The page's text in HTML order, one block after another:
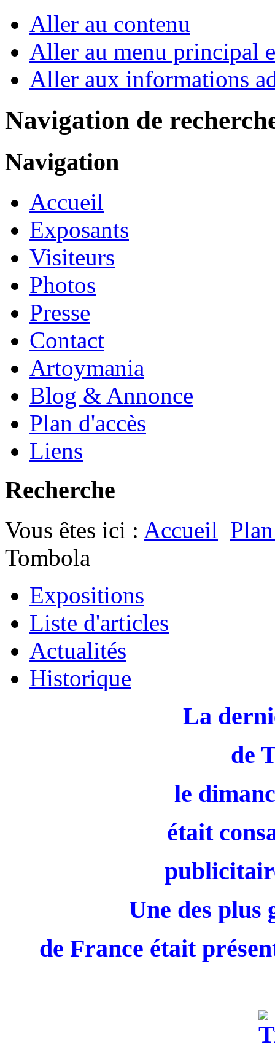
Aller au contenu
Aller au menu principal
Aller aux informations
Navigation de
Navigation
Accueil
Exposants
Visiteurs
Photos
Presse
Contact
Artoymania
Blog & Annonce
Plan d'accès
Liens
Recherche
Vous êtes ici : Accueil
Tombola
Expositions
Liste d'articles
Actualités
Historique
La
de
le
était
Une des plus
de France était